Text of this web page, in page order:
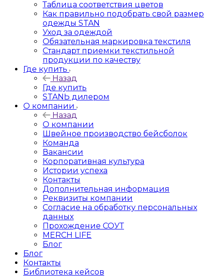
Таблица соответствия цветов
Как правильно подобрать свой размер
одежды STAN
Уход за одеждой
Обязательная маркировка текстиля
Стандарт приемки текстильной
продукции по качеству
Где купить
Назад
Где купить
STANЬ дилером
О компании
Назад
О компании
Швейное производство бейсболок
Команда
Вакансии
Корпоративная культура
Истории успеха
Контакты
Дополнительная информация
Реквизиты компании
Согласие на обработку персональных
данных
Прохождение СОУТ
MERCH LIFE
Блог
Блог
Контакты
Библиотека кейсов